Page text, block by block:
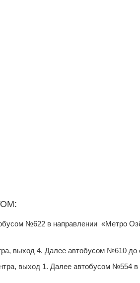
№622 в направлении «Метро
выход 4. Далее автобусом №610
выход 1. Далее автобусом №554